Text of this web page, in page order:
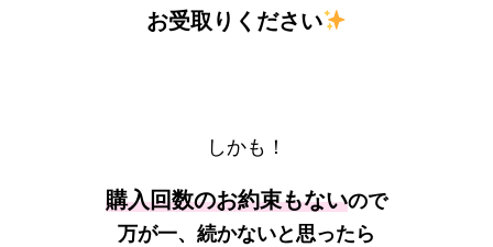
お受取りください
しかも！
購入回数のお約束もないので
万が一、続かないと思ったら